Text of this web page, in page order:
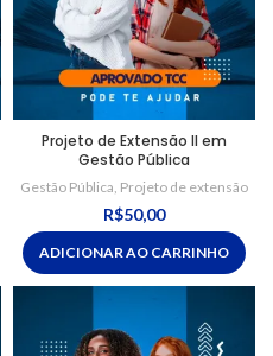
Projeto de Extensão II em
Gestão Pública
Gestão Pública, Projeto de extensão
R$50,00
ADICIONAR AO CARRINHO